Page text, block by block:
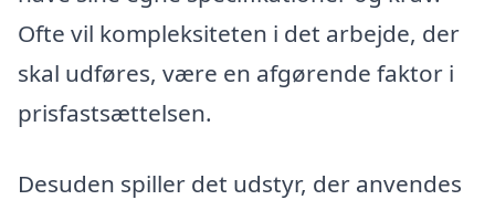
Ofte vil kompleksiteten i det arbejde, der
skal udføres, være en afgørende faktor i
prisfastsættelsen.
Desuden spiller det udstyr, der anvendes